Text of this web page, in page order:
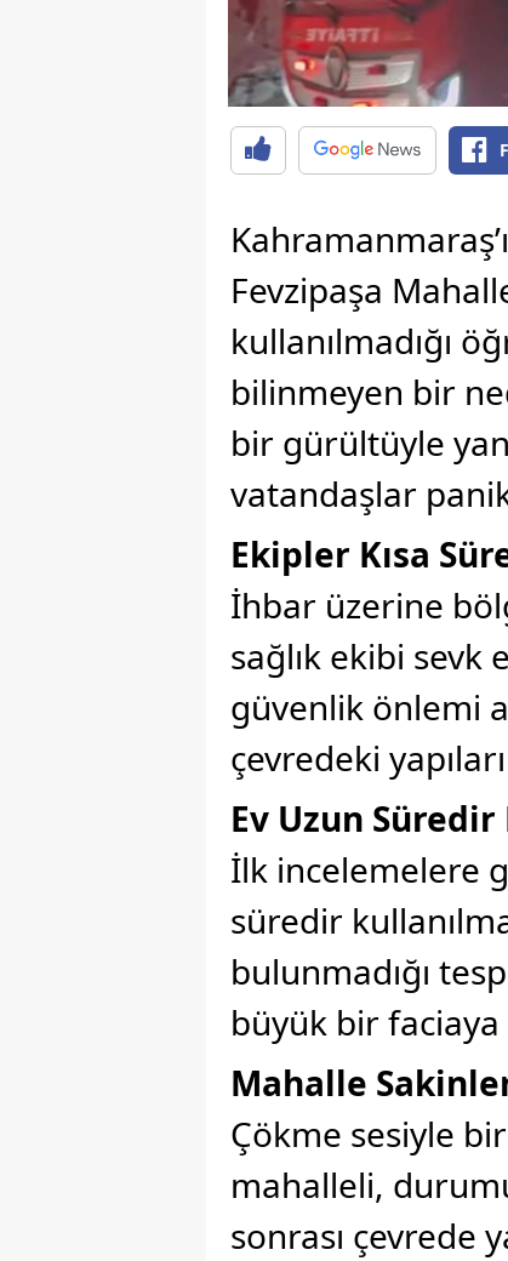
Fevzipaşa
kullanılmadığı
bilinmeyen bir
bir gürültüyle
vatandaşlar
Ekipler Kısa
İhbar üzerine
sağlık ekibi sevk
güvenlik önlemi
çevredeki
Ev Uzun Süredir
İlk incelemelere
süredir
bulunmadığı
büyük bir
Mahalle
Çökme sesiyle
mahalleli,
sonrası çevrede